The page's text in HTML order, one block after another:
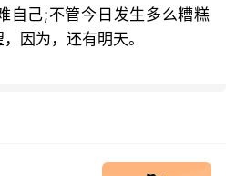
自己;不管今日发生多么糟糕
因为，还有明天。